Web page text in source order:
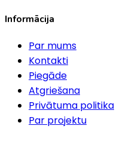
Informācija
Par mums
Kontakti
Piegāde
Atgriešana
Privātuma politika
Par projektu